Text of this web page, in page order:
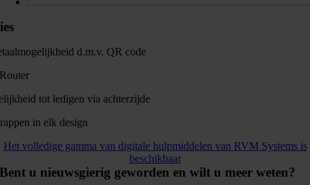
d.m.v. QR code
tot ledigen via achterzijde
in elk design
Het volledige gamma van digitale hulpmiddelen van RVM Systems is
beschikbaar
Bent u nieuwsgierig geworden en wilt u meer weten?